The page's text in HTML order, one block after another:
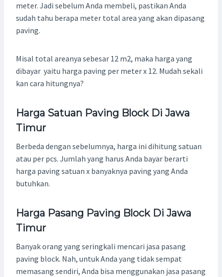
meter. Jadi sebelum Anda membeli, pastikan Anda
sudah tahu berapa meter total area yang akan dipasang
paving.
Misal total areanya sebesar 12 m2, maka harga yang
dibayar yaitu harga paving per meter x 12. Mudah sekali
kan cara hitungnya?
Harga Satuan Paving Block Di Jawa
Timur
Berbeda dengan sebelumnya, harga ini dihitung satuan
atau per pcs. Jumlah yang harus Anda bayar berarti
harga paving satuan x banyaknya paving yang Anda
butuhkan.
Harga Pasang Paving Block Di Jawa
Timur
Banyak orang yang seringkali mencari jasa pasang
paving block. Nah, untuk Anda yang tidak sempat
memasang sendiri, Anda bisa menggunakan jasa pasang